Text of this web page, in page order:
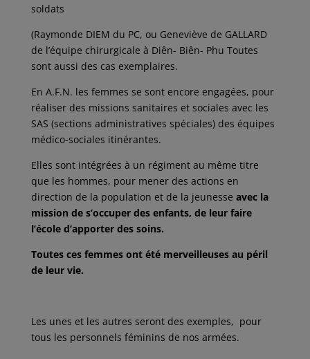
soldats
(Raymonde DIEM du PC, ou Geneviève de GALLARD
de l’équipe chirurgicale à Diên- Biên- Phu Toutes
sont aussi des cas exemplaires.
En A.F.N. les femmes se sont encore engagées, pour
réaliser des missions sanitaires et sociales avec les
SAS (sections administratives spéciales) des équipes
médico-sociales itinérantes.
Elles sont intégrées à un régiment au même titre
que les hommes, pour mener des actions en
direction de la population et de la jeunesse avec la
mission de s’occuper des enfants, de leur faire
l’école d’apporter des soins.
Toutes ces femmes ont été merveilleuses au péril
de leur vie.
Les unes et les autres seront des exemples, pour
tous les personnels féminins de nos armées.